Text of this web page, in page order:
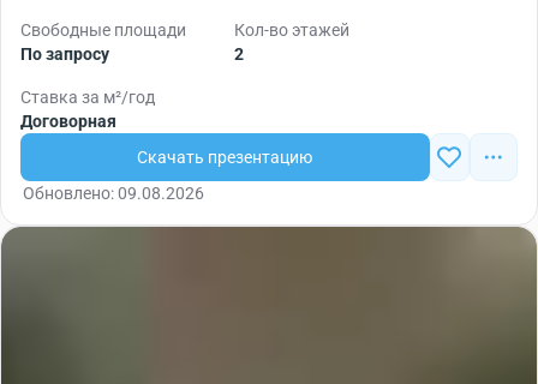
Свободные площади
По запросу
Кол-во этажей
2
Ставка за м²/год
Договорная
Скачать презентацию
Обновлено: 09.08.2026